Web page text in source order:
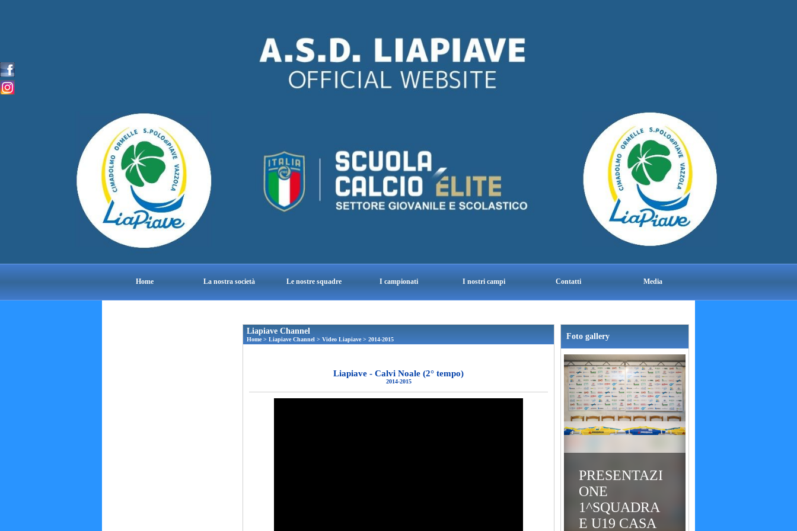
Home La nostra società Le nostre squadre I campionati I nostri campi Contatti Media
Liapiave Channel
Home> Liapiave Channel > Video Liapiave> 2014-2015
Liapiave - Calvi Noale (2° tempo)
2014-2015
Foto gallery
PRESENTAZI
ONE
1^SQUADRA
E U19 CASA